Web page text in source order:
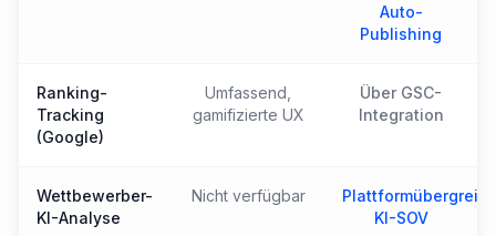
Auto-
Publishing
Ranking-
Tracking
(Google)
Umfassend,
gamifizierte UX
Über GSC-
Integration
Wettbewerber-
KI-Analyse
Nicht verfügbar
KI-SOV